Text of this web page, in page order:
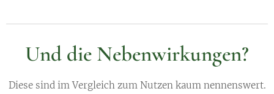
Und die Nebenwirkungen?
Diese sind im Vergleich zum Nutzen kaum nennenswert.